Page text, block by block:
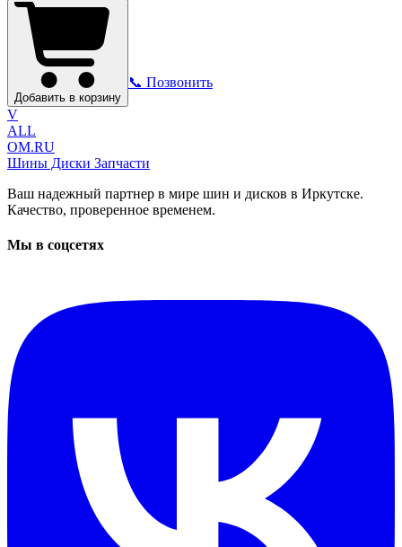
Добавить в корзину
📞 Позвонить
V
ALL
OM.RU
Шины Диски Запчасти
Ваш надежный партнер в мире шин и дисков в Иркутске.
Качество, проверенное временем.
Мы в соцсетях